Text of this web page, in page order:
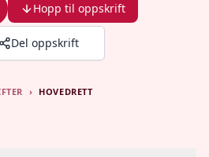
Hopp til oppskrift
Del oppskrift
› HOVEDRETT